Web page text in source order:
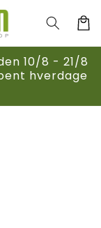
10/8 - 21/8
hverdage